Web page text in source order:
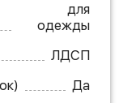
для
одежды
ЛДСП
Да